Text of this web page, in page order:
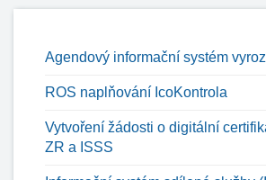
Agendový informační systém
ROS naplňování IcoKontrola
Vytvoření žádosti o digitální
ZR a ISSS